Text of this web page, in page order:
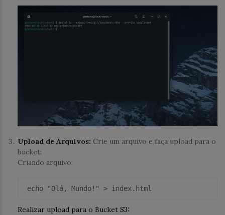
Upload de Arquivos: Crie um arquivo e faça upload para o
bucket:
Criando arquivo:
echo "Olá, Mundo!" > index
Realizar upload para o Bucket S3: